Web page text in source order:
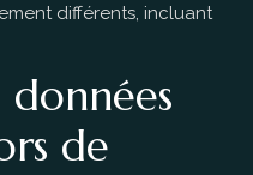
différents, incluant
données
de